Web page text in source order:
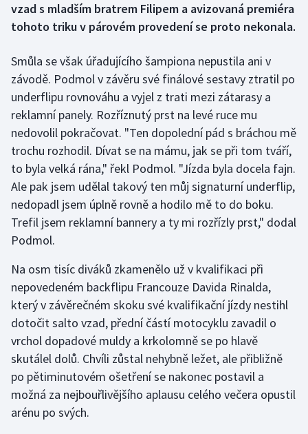
Futsal
Golf
Gymnastika
Házená
Jezdectví
Judo
Krasobruslení
Lyže a snowboard
Moderní pětiboj
Motorsport
Olympijské hry
Parasport
vzad s mladším bratrem Filipem a avizovaná premiéra
tohoto triku v párovém provedení se proto nekonala.
Smůla se však úřadujícího šampiona nepustila ani v
závodě. Podmol v závěru své finálové sestavy ztratil po
underflipu rovnováhu a vyjel z trati mezi zátarasy a
reklamní panely. Rozříznutý prst na levé ruce mu
nedovolil pokračovat. "Ten dopolední pád s bráchou mě
trochu rozhodil. Dívat se na mámu, jak se při tom tváří,
to byla velká rána," řekl Podmol. "Jízda byla docela fajn.
Ale pak jsem udělal takový ten můj signaturní underflip,
nedopadl jsem úplně rovně a hodilo mě to do boku.
Trefil jsem reklamní bannery a ty mi rozřízly prst," dodal
Podmol.
Na osm tisíc diváků zkamenělo už v kvalifikaci při
nepovedeném backflipu Francouze Davida Rinalda,
který v závěrečném skoku své kvalifikační jízdy nestihl
dotočit salto vzad, přední částí motocyklu zavadil o
vrchol dopadové muldy a krkolomně se po hlavě
skutálel dolů. Chvíli zůstal nehybně ležet, ale přibližně
po pětiminutovém ošetření se nakonec postavil a
možná za nejbouřlivějšího aplausu celého večera opustil
arénu po svých.